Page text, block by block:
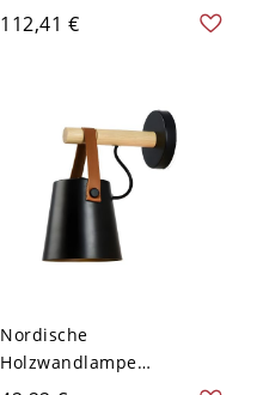
Massivholz, schlanke,
flache Leuchte - 110V-
112,41 €
Nordische
Holzwandlampe
Aluminiumschirm